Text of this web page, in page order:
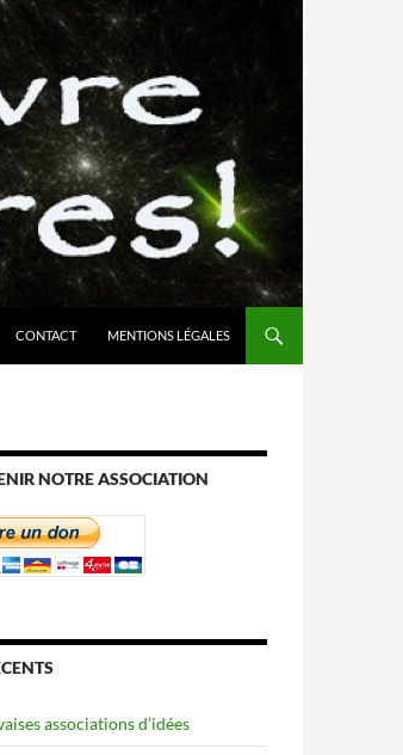
CONTACT MENTIONS LÉGALES
NOTRE ASSOCIATION
associations d’idées